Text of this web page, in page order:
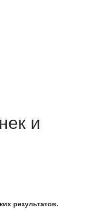
и
результатов.